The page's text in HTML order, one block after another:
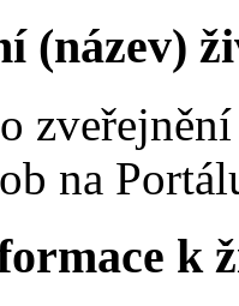
(název)
na
k